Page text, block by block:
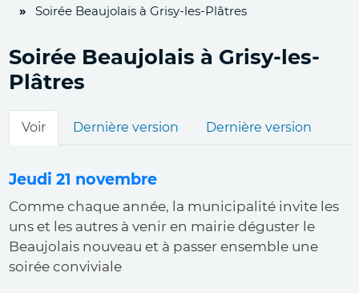
Soirée Beaujolais à Grisy-les-Plâtres
Soirée Beaujolais à Grisy-les-
Plâtres
Onglets
Voir Dernière version Dernière version
Jeudi 21 novembre
Comme chaque année, la municipalité invite les
uns et les autres à venir en mairie déguster le
Beaujolais nouveau et à passer ensemble une
soirée conviviale